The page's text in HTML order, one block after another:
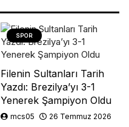
SPOR
Filenin Sultanları Tarih
Yazdı: Brezilya’yı 3-1
Yenerek Şampiyon Oldu
mcs05 26 Temmuz 2026